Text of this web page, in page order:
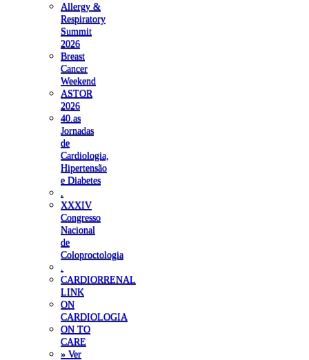
Allergy &
Respiratory
Summit
2026
Breast
Cancer
Weekend
ASTOR
2026
40.as
Jornadas
de
Cardiologia,
Hipertensão
e Diabetes
XXXIV
Congresso
Nacional
de
Coloproctologia
CARDIORRENAL
LINK
ON
CARDIOLOGIA
ON TO
CARE
» Ver